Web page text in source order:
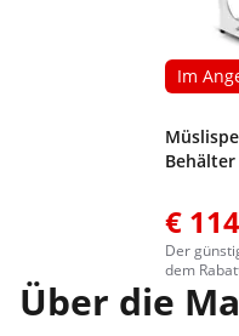
Im
Behälter
€
Der
dem
Über die